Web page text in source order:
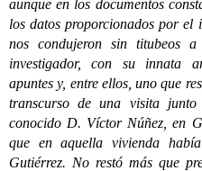
aunque en los documentos
los datos proporcionados por
nos condujeron sin titubeos
investigador, con su innata
apuntes y, entre ellos, uno que
transcurso de una visita
conocido D. Víctor Núñez, en
que en aquella vivienda
Gutiérrez. No restó más que